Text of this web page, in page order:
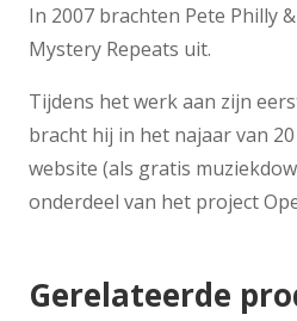
In 2007 brachten Pete Philly
Mystery Repeats uit.
Tijdens het werk aan zijn
bracht hij in het najaar van
website (als gratis
onderdeel van het project
Gerelateerde